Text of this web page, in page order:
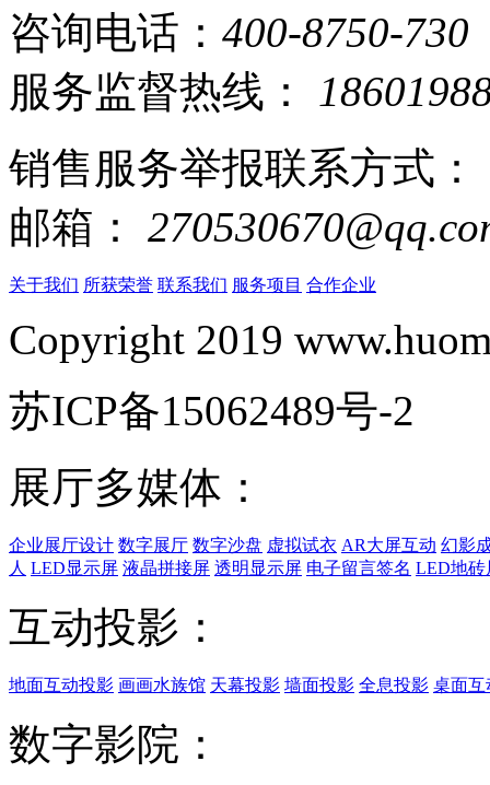
咨询电话： 400-8750-730
服务监督热线：
销售服务举报联系方式：
邮箱：
关于我们 所获荣誉 联系我们 服务项目 合作企业
Copyright 2019
苏ICP备15062489号-2
展厅多媒体：
企业展厅设计 数字展厅 数字沙盘 虚拟试衣 AR大屏互动 幻影
人 LED显示屏 液晶拼接屏 透明显示屏 电子留言签名 LED地砖
互动投影：
地面互动投影 画画水族馆 天幕投影 墙面投影 全息投影 桌面互
数字影院：